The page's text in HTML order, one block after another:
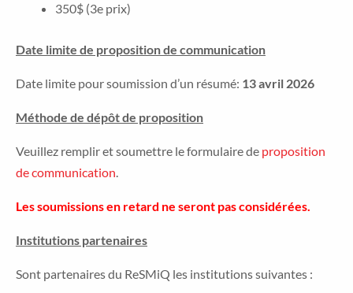
350$ (3e prix)
Date limite de proposition de communication
Date limite pour soumission d’un résumé: 13 avril 2026
Méthode de dépôt de proposition
Veuillez remplir et soumettre le formulaire de proposition
de communication.
Les soumissions en retard ne seront pas considérées.
Institutions partenaires
Sont partenaires du ReSMiQ les institutions suivantes :